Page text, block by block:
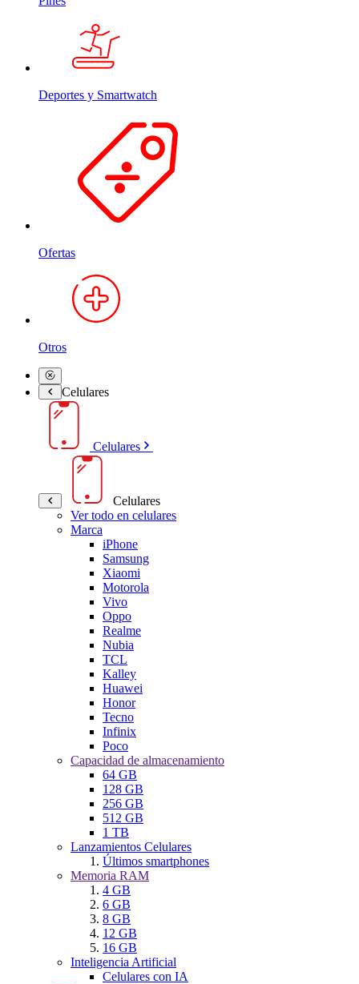
Deportes y Smartwatch
Ofertas
Otros
Celulares
Celulares
Celulares
Ver todo en celulares
Marca
iPhone
Samsung
Xiaomi
Motorola
Vivo
Oppo
Realme
Nubia
TCL
Kalley
Huawei
Honor
Tecno
Infinix
Poco
Capacidad de almacenamiento
64 GB
128 GB
256 GB
512 GB
1 TB
Lanzamientos Celulares
Últimos smartphones
Memoria RAM
4 GB
6 GB
8 GB
12 GB
16 GB
Inteligencia Artificial
Celulares con IA